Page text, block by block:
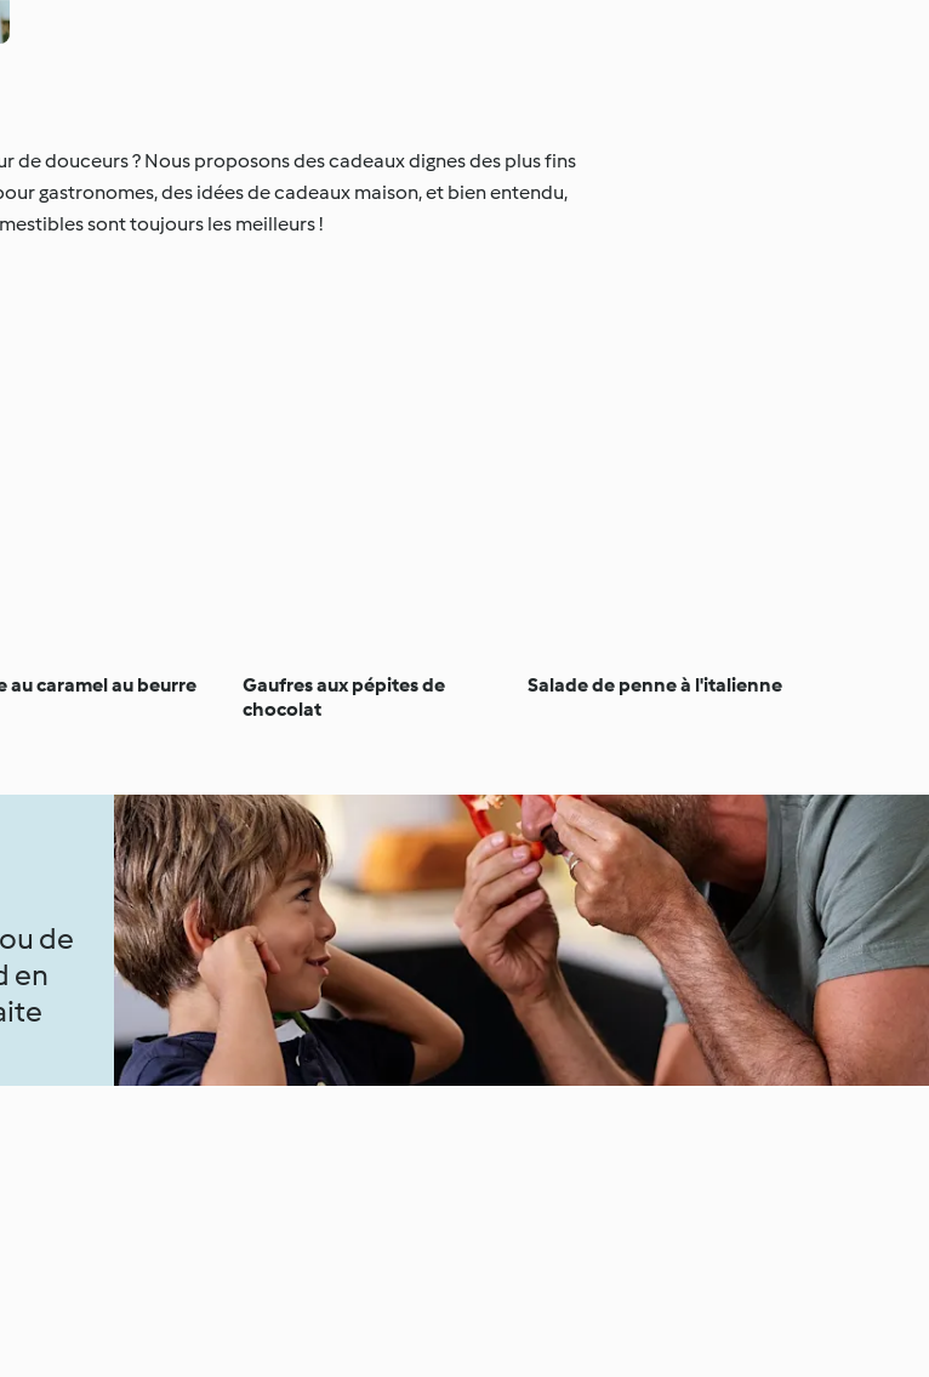
douceurs ? Nous proposons des cadeaux dignes des plus fins
gastronomes, des idées de cadeaux maison, et bien entendu,
sont toujours les meilleurs !
au caramel au beurre
Gaufres aux pépites de
chocolat
Salade de penne à l'italienne
de
en